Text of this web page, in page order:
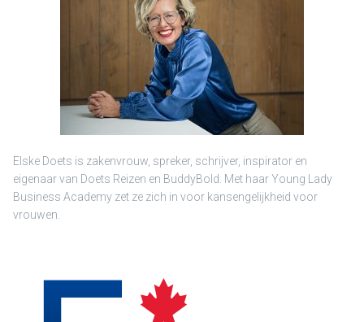
Elske Doets is zakenvrouw, spreker, schrijver, inspirator en
eigenaar van Doets Reizen en BuddyBold. Met haar Young Lady
Business Academy zet ze zich in voor kansengelijkheid voor
vrouwen.